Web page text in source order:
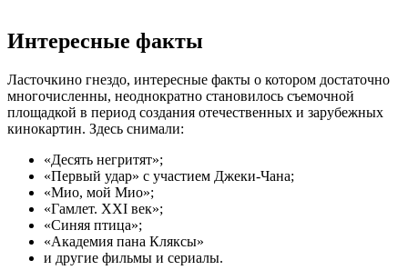
Интересные факты
Ласточкино гнездо, интересные факты о котором достаточно
многочисленны, неоднократно становилось съемочной
площадкой в период создания отечественных и зарубежных
кинокартин. Здесь снимали:
«Десять негритят»;
«Первый удар» с участием Джеки-Чана;
«Мио, мой Мио»;
«Гамлет. XXI век»;
«Синяя птица»;
«Академия пана Кляксы»
и другие фильмы и сериалы.